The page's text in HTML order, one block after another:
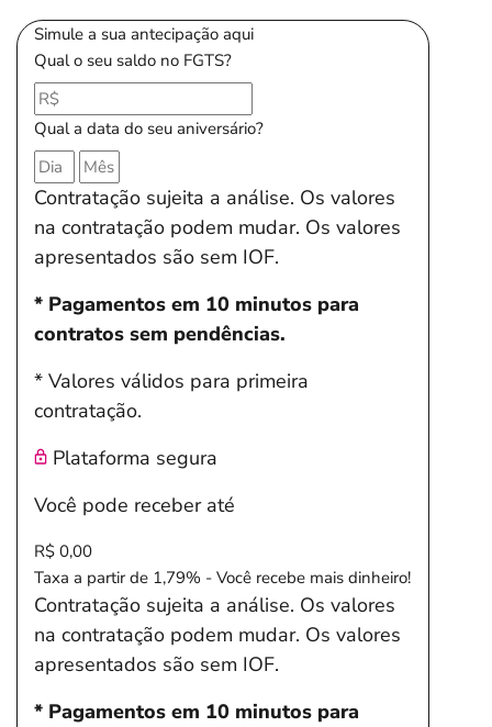
Simule a sua antecipação aqui
Qual o seu saldo no FGTS?
Qual a data do seu aniversário?
Contratação sujeita a análise. Os valores
na contratação podem mudar. Os valores
apresentados são sem IOF.
* Pagamentos em 10 minutos para
contratos sem pendências.
* Valores válidos para primeira
contratação.
Plataforma segura
Você pode receber até
R$ 0,00
Taxa a partir de 1,79% - Você recebe mais dinheiro!
Contratação sujeita a análise. Os valores
na contratação podem mudar. Os valores
apresentados são sem IOF.
* Pagamentos em 10 minutos para